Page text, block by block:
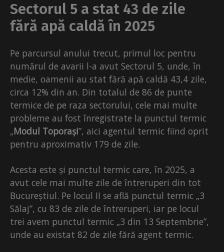
Sectorul 5 a stat 43 de zile
fără apă caldă în 2025
Pe parcursul anului trecut, primul loc pentru
numărul de avarii l-a avut Sectorul 5, unde, în
medie, oamenii au stat fără apă caldă 43,4 zile,
circa 12% din an. Din totalul de 86 de punte
termice de pe raza sectorului, cele mai multe
probleme au fost înregistrate la punctul termic
„Modul Toporași”, aici agentul termic fiind oprit
pentru aproximativ 179 de zile.
Acesta este și punctul termic care, în 2025, a
avut cele mai multe zile de întreruperi din tot
Bucureștiul. Pe locul II se află punctul termic „3
Sălaj”, cu 83 de zile de întreruperi, iar pe locul
trei avem punctul termic „3 din 13 Septembrie”,
unde au existat 82 de zile fără agent termic.